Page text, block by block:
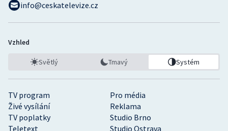
TV program
Pro média
Živé vysílání
Reklama
TV poplatky
Studio Brno
Teletext
Studio Ostrava
info@ceskatelevize.cz
Vzhled
Světlý Tmavý Systém